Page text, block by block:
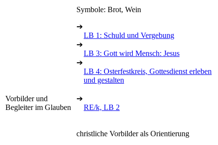
Symbole: Brot, Wein
➔
LB 1: Schuld und Vergebung
➔
LB 3: Gott wird Mensch: Jesus
➔
LB 4: Osterfestkreis, Gottesdienst erleben
und gestalten
Vorbilder und
Begleiter im Glauben
➔
RE/k, LB 2
christliche Vorbilder als Orientierung